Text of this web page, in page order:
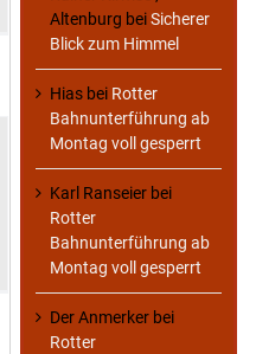
Altenburg beiSicherer
Blick zum Himmel
Hias bei Rotter
Bahnunterführung ab
Montag voll gesperrt
Karl Ranseier bei
Rotter
Bahnunterführung ab
Montag voll gesperrt
Der Anmerker bei
Rotter